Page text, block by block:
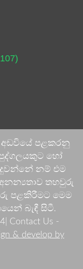
අඩවියේ පළකරනු
හෝ
නම් එම
තහවුරු
පළකිරීමට මෙම
බැඳී සිටී.
Contact Us -
& develop by